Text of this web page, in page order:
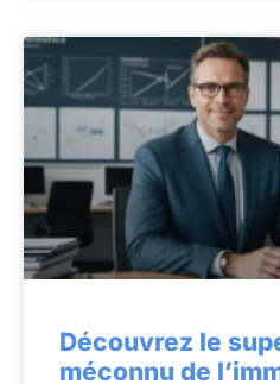
Découvrez le
méconnu de